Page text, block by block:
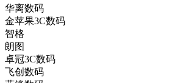
华离数码
金苹果3C数码
智格
朗图
卓冠3C数码
飞创数码